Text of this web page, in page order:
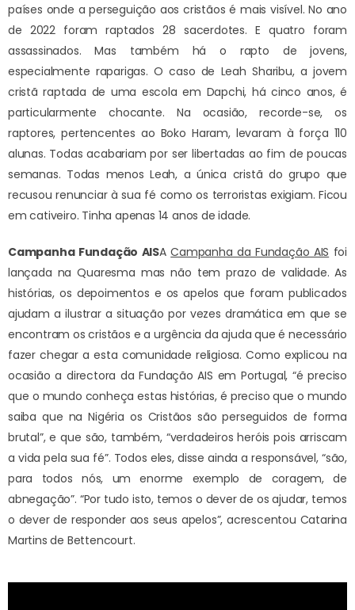
países onde a perseguição aos cristãos é mais visível. No ano
de 2022 foram raptados 28 sacerdotes. E quatro foram
assassinados. Mas também há o rapto de jovens,
especialmente raparigas. O caso de Leah Sharibu, a jovem
cristã raptada de uma escola em Dapchi, há cinco anos, é
particularmente chocante. Na ocasião, recorde-se, os
raptores, pertencentes ao Boko Haram, levaram à força 110
alunas. Todas acabariam por ser libertadas ao fim de poucas
semanas. Todas menos Leah, a única cristã do grupo que
recusou renunciar à sua fé como os terroristas exigiam. Ficou
em cativeiro. Tinha apenas 14 anos de idade.
Campanha Fundação AISACampanha da Fundação AIS foi
lançada na Quaresma mas não tem prazo de validade. As
histórias, os depoimentos e os apelos que foram publicados
ajudam a ilustrar a situação por vezes dramática em que se
encontram os cristãos e a urgência da ajuda que é necessário
fazer chegar a esta comunidade religiosa. Como explicou na
ocasião a directora da Fundação AIS em Portugal, “é preciso
que o mundo conheça estas histórias, é preciso que o mundo
saiba que na Nigéria os Cristãos são perseguidos de forma
brutal”, e que são, também, “verdadeiros heróis pois arriscam
a vida pela sua fé”. Todos eles, disse ainda a responsável, “são,
para todos nós, um enorme exemplo de coragem, de
abnegação”. “Por tudo isto, temos o dever de os ajudar, temos
o dever de responder aos seus apelos”, acrescentou Catarina
Martins de Bettencourt.